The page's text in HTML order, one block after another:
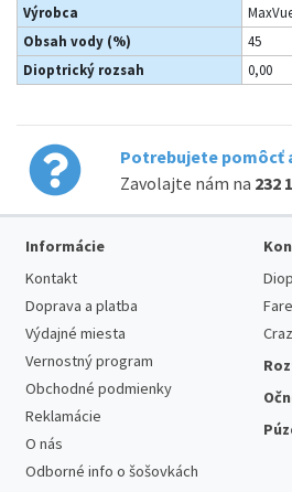
Výrobca
Obsah vody (%)
45
Dioptrický rozsah
0,00
Potrebujete pomôcť
Zavolajte nám na 232
Informácie
Kontakt
Doprava a platba
Výdajné miesta
Vernostný program
Obchodné podmienky
Reklamácie
O nás
Odborné info o šošovkách